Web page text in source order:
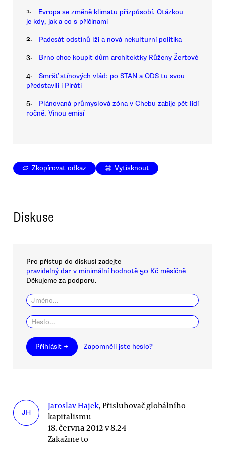
1.
Evropa se změně klimatu přizpůsobí. Otázkou
je kdy, jak a co s příčinami
2. Padesát odstínů lži a nová nekulturní politika
3. Brno chce koupit dům architektky Růženy Žertové
4.
Smršť stínových vlád: po STAN a ODS tu svou
představili i Piráti
5.
Plánovaná průmyslová zóna v Chebu zabije pět lidí
ročně. Vinou emisí
Zkopírovat odkaz Vytisknout
Diskuse
Pro přístup do diskusí zadejte
pravidelný dar v minimální hodnotě 50 Kč měsíčně
Děkujeme za podporu.
Přihlásit → Zapomněli jste heslo?
JH
Jaroslav Hajek, Přisluhovač globálního
kapitalismu
18. června 2012 v 8.24
Zakažme to